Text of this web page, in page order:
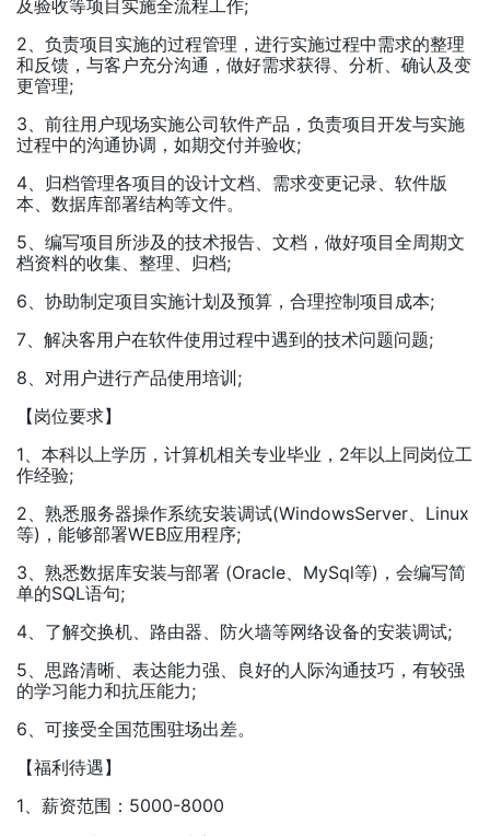
及验收等项目实施全流程工作;
2、负责项目实施的过程管理，进行实施过程中需求的整理
和反馈，与客户充分沟通，做好需求获得、分析、确认及变
更管理;
3、前往用户现场实施公司软件产品，负责项目开发与实施
过程中的沟通协调，如期交付并验收;
4、归档管理各项目的设计文档、需求变更记录、软件版
本、数据库部署结构等文件。
5、编写项目所涉及的技术报告、文档，做好项目全周期文
档资料的收集、整理、归档;
6、协助制定项目实施计划及预算，合理控制项目成本;
7、解决客用户在软件使用过程中遇到的技术问题问题;
8、对用户进行产品使用培训;
【岗位要求】
1、本科以上学历，计算机相关专业毕业，2年以上同岗位工
作经验;
2、熟悉服务器操作系统安装调试(WindowsServer、Linux
等)，能够部署WEB应用程序;
3、熟悉数据库安装与部署 (Oracle、MySql等)，会编写简
单的SQL语句;
4、了解交换机、路由器、防火墙等网络设备的安装调试;
5、思路清晰、表达能力强、良好的人际沟通技巧，有较强
的学习能力和抗压能力;
6、可接受全国范围驻场出差。
【福利待遇】
1、薪资范围：5000-8000